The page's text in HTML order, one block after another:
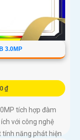
3.0MP
₫
tích hợp đàm
với công nghệ
tính năng phát hiện